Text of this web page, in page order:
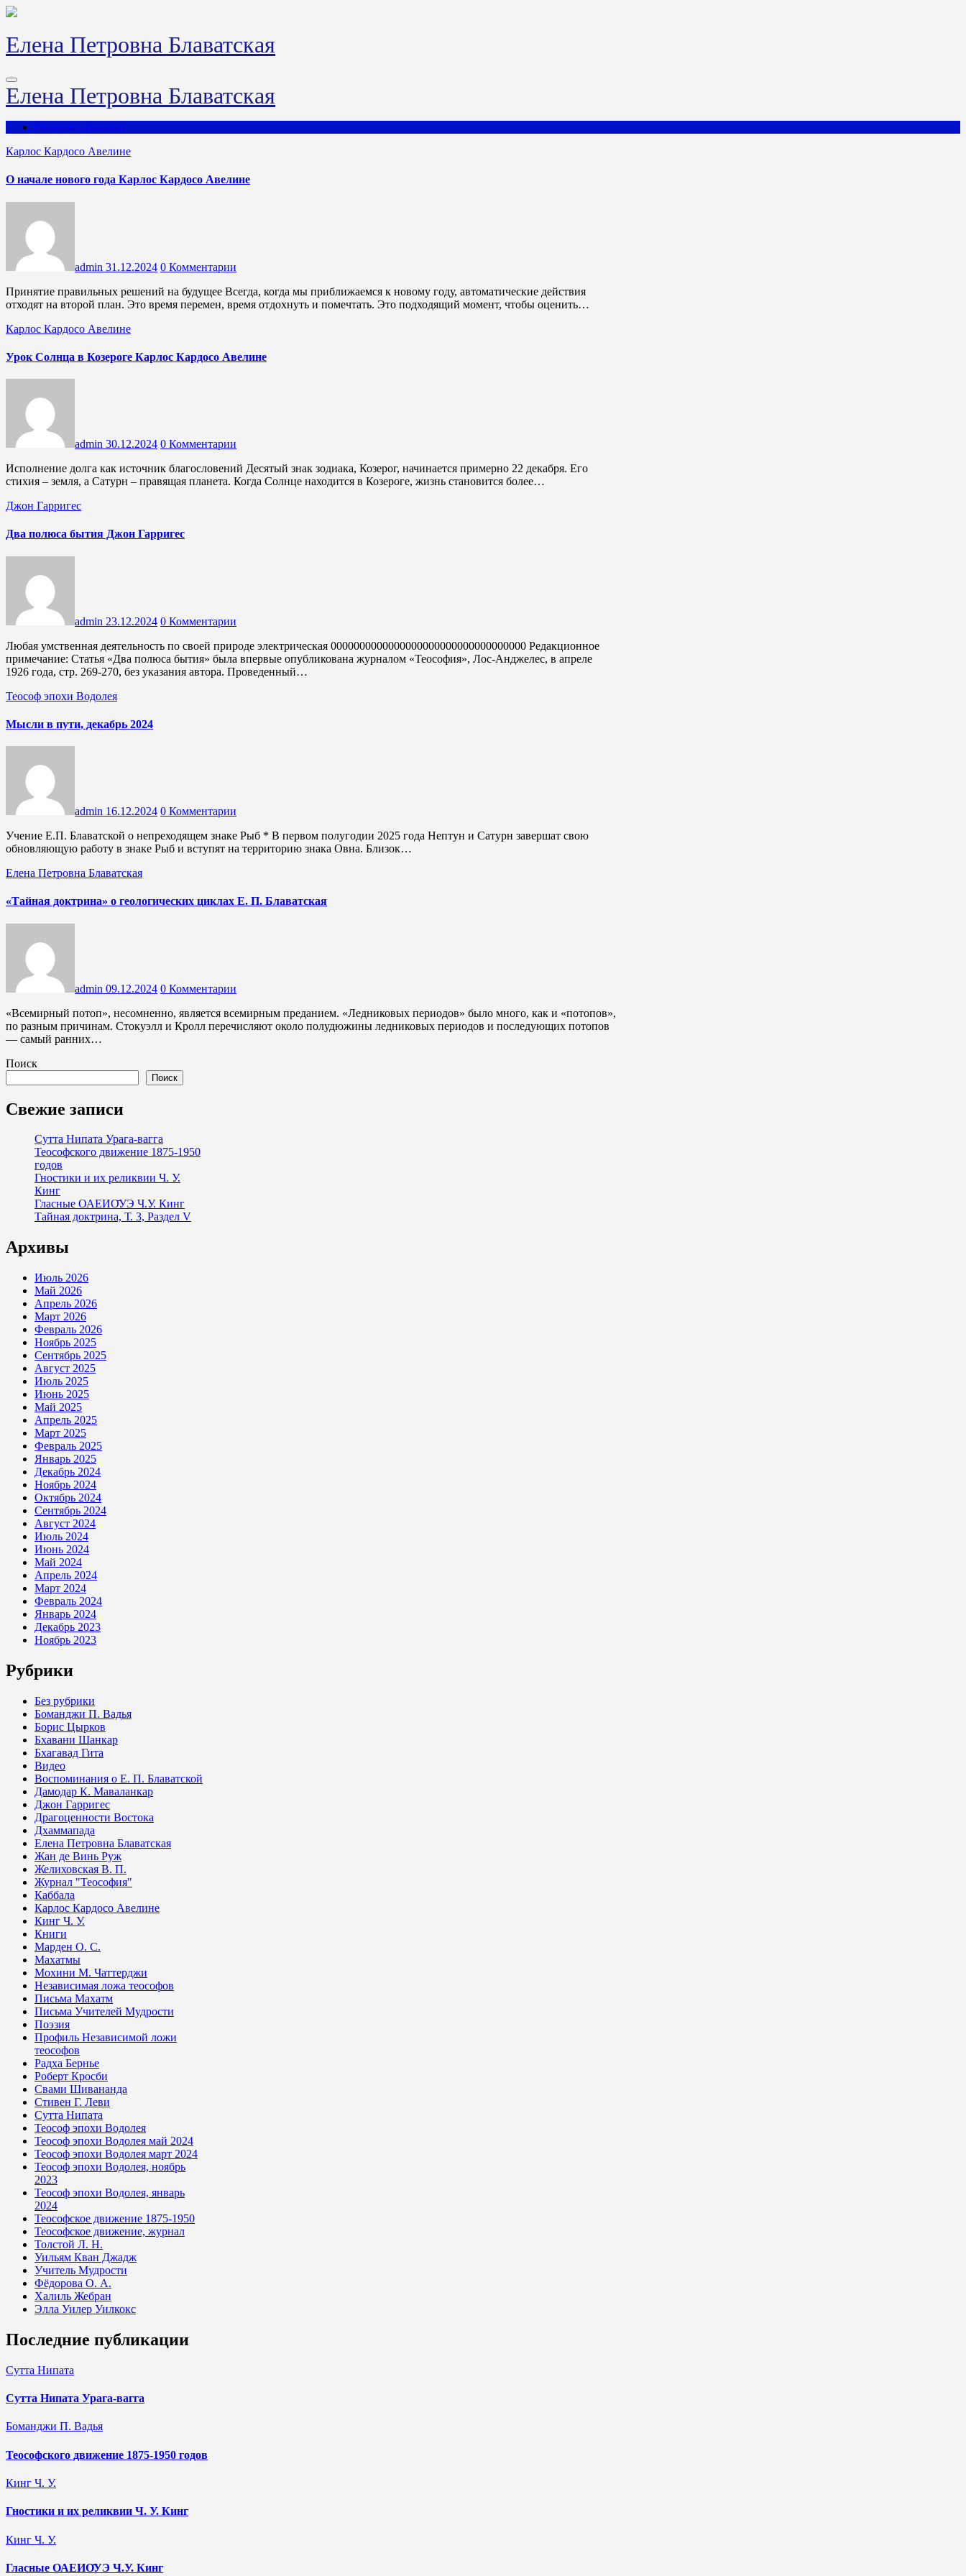
Перейти
содержимому
Елена Петровна Блаватская
Елена Петровна Блаватская
Главная Страница
Карлос Кардосо Авелине
О начале нового года Карлос Кардосо Авелине
admin 31.12.2024 0 Комментарии
Принятие правильных решений на будущее Всегда, когда мы приближаемся к новому году, автоматические действия
отходят на второй план. Это время перемен, время отдохнуть и помечтать. Это подходящий момент, чтобы оценить…
Карлос Кардосо Авелине
Урок Солнца в Козероге Карлос Кардосо Авелине
admin 30.12.2024 0 Комментарии
Исполнение долга как источник благословений Десятый знак зодиака, Козерог, начинается примерно 22 декабря. Его
стихия – земля, а Сатурн – правящая планета. Когда Солнце находится в Козероге, жизнь становится более…
Джон Гарригес
Два полюса бытия Джон Гарригес
admin 23.12.2024 0 Комментарии
Любая умственная деятельность по своей природе электрическая 0000000000000000000000000000000000 Редакционное
примечание: Статья «Два полюса бытия» была впервые опубликована журналом «Теософия», Лос-Анджелес, в апреле
1926 года, стр. 269-270, без указания автора. Проведенный…
Теософ эпохи Водолея
Мысли в пути, декабрь 2024
admin 16.12.2024 0 Комментарии
Учение Е.П. Блаватской о непреходящем знаке Рыб * В первом полугодии 2025 года Нептун и Сатурн завершат свою
обновляющую работу в знаке Рыб и вступят на территорию знака Овна. Близок…
Елена Петровна Блаватская
«Тайная доктрина» о геологических циклах Е. П. Блаватская
admin 09.12.2024 0 Комментарии
«Всемирный потоп», несомненно, является всемирным преданием. «Ледниковых периодов» было много, как и «потопов»,
по разным причинам. Стокуэлл и Кролл перечисляют около полудюжины ледниковых периодов и последующих потопов
— самый ранних…
Поиск
Поиск
Свежие записи
Сутта Нипата Урага-вагга
Теософского движение 1875-1950
годов
Гностики и их реликвии Ч. У.
Кинг
Гласные ОАЕИО̄УЭ Ч.У. Кинг
Тайная доктрина, Т. 3, Раздел V
Архивы
Июль 2026
Май 2026
Апрель 2026
Март 2026
Февраль 2026
Ноябрь 2025
Сентябрь 2025
Август 2025
Июль 2025
Июнь 2025
Май 2025
Апрель 2025
Март 2025
Февраль 2025
Январь 2025
Декабрь 2024
Ноябрь 2024
Октябрь 2024
Сентябрь 2024
Август 2024
Июль 2024
Июнь 2024
Май 2024
Апрель 2024
Март 2024
Февраль 2024
Январь 2024
Декабрь 2023
Ноябрь 2023
Рубрики
Без рубрики
Боманджи П. Вадья
Борис Цырков
Бхавани Шанкар
Бхагавад Гита
Видео
Воспоминания о Е. П. Блаватской
Дамодар К. Маваланкар
Джон Гарригес
Драгоценности Востока
Дхаммапада
Елена Петровна Блаватская
Жан де Винь Руж
Желиховская В. П.
Журнал "Теософия"
Каббала
Карлос Кардосо Авелине
Кинг Ч. У.
Книги
Марден О. С.
Махатмы
Мохини М. Чаттерджи
Независимая ложа теософов
Письма Махатм
Письма Учителей Мудрости
Поэзия
Профиль Независимой ложи
теософов
Радха Бернье
Роберт Кросби
Свами Шивананда
Стивен Г. Леви
Сутта Нипата
Теософ эпохи Водолея
Теософ эпохи Водолея май 2024
Теософ эпохи Водолея март 2024
Теософ эпохи Водолея, ноябрь
2023
Теософ эпохи Водолея, январь
2024
Теософское движение 1875-1950
Теософское движение, журнал
Толстой Л. Н.
Уильям Кван Джадж
Учитель Мудрости
Фёдорова О. А.
Халиль Жебран
Элла Уилер Уилкокс
Последние публикации
Сутта Нипата
Сутта Нипата Урага-вагга
Боманджи П. Вадья
Теософского движение 1875-1950 годов
Кинг Ч. У.
Гностики и их реликвии Ч. У. Кинг
Кинг Ч. У.
Гласные ОАЕИО̄УЭ Ч.У. Кинг